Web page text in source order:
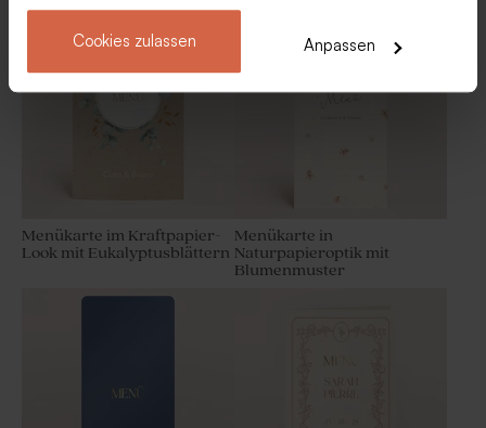
Cookies zulassen Anpassen
und Veredelungen
zauberhaftem Akzent
Menükarte im Kraftpapier-
Look mit Eukalyptusblättern
Menükarte in
Naturpapieroptik mit
Blumenmuster